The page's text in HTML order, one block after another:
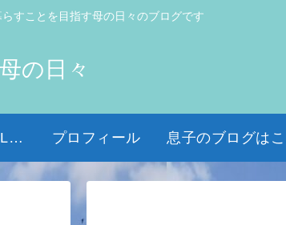
すことを目指す母の日々のブログです
の日々
line家族会☆PureLight☆ プロフィール